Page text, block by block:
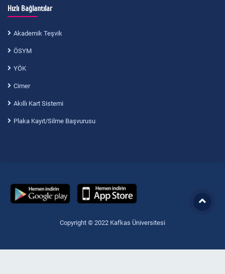
Hızlı Bağlantılar
Akademik Teşvik
ÖSYM
YÖK
Cimer
Akıllı Kart Sistemi
Plaka Kayıt/Silme Başvurusu
Copyright © 2022 Kafkas Üniversitesi